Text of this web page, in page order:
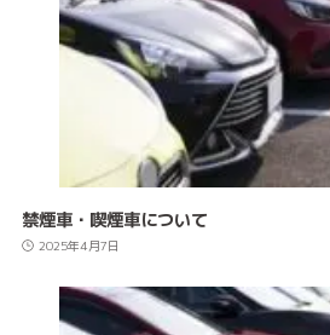
禁煙車・喫煙車について
2025年4月7日